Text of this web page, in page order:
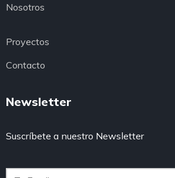
Nosotros
Proyectos
Contacto
Newsletter
Suscríbete a nuestro Newsletter